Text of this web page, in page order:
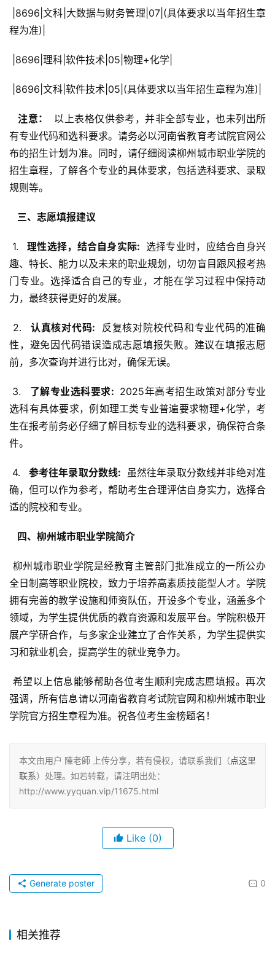
程为准)|
|8696|理科|软件技术|05|物理+化学|
|8696|文科|软件技术|05|(具体要求以当年招生章程为准)|
  注意：
以上表格仅供参考，并非全部专业，也未列出所
有专业代码和选科要求。请务必以河南省教育考试院官网公
布的招生计划为准。同时，请仔细阅读柳州城市职业学院的
招生章程，了解各个专业的具体要求，包括选科要求、录取
规则等。
  三、志愿填报建议
1.
  理性选择，结合自身实际:
选择专业时，应结合自身兴
趣、特长、能力以及未来的职业规划，切勿盲目跟风报考热
门专业。选择适合自己的专业，才能在学习过程中保持动
力，最终获得更好的发展。
2.
  认真核对代码:
反复核对院校代码和专业代码的准确
性，避免因代码错误造成志愿填报失败。建议在填报志愿
前，多次查询并进行比对，确保无误。
3.
  了解专业选科要求:
2025年高考招生政策对部分专业
选科有具体要求，例如理工类专业普遍要求物理+化学，考
生在报考前务必仔细了解目标专业的选科要求，确保符合条
件。
4.
  参考往年录取分数线:
虽然往年录取分数线并非绝对准
确，但可以作为参考，帮助考生合理评估自身实力，选择合
适的院校和专业。
  四、柳州城市职业学院简介
全日制高等职业院校，致力于培养高素质技能型人才。学院
拥有完善的教学设施和师资队伍，开设多个专业，涵盖多个
领域，为学生提供优质的教育资源和发展平台。学院积极开
展产学研合作，与多家企业建立了合作关系，为学生提供实
习和就业机会，提高学生的就业竞争力。
强调，所有信息请以河南省教育考试院官网和柳州城市职业
学院官方招生章程为准。祝各位考生金榜题名！
本文由用户 陳老師 上传分享，若有侵权，请联系我们（点这里
联系）处理。如若转载，请注明出处：
http://www.yyquan.vip/11675.html
Like (0)
0
Generate poster
相关推荐